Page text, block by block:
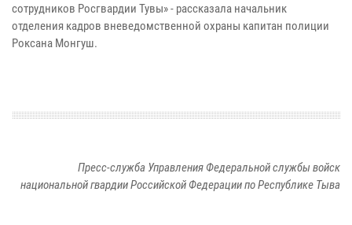
сотрудников Росгвардии Тувы» - рассказала начальник
отделения кадров вневедомственной охраны капитан полиции
Роксана Монгуш.
Пресс-служба Управления Федеральной службы войск
национальной гвардии Российской Федерации по Республике Тыва